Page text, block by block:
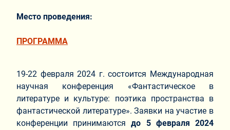
Место проведения:
ПРОГРАММА
19-22 февраля 2024 г. состоится Международная
научная конференция «Фантастическое в
литературе и культуре: поэтика пространства в
фантастической литературе». Заявки на участие в
конференции принимаютсядо 5 февраля 2024